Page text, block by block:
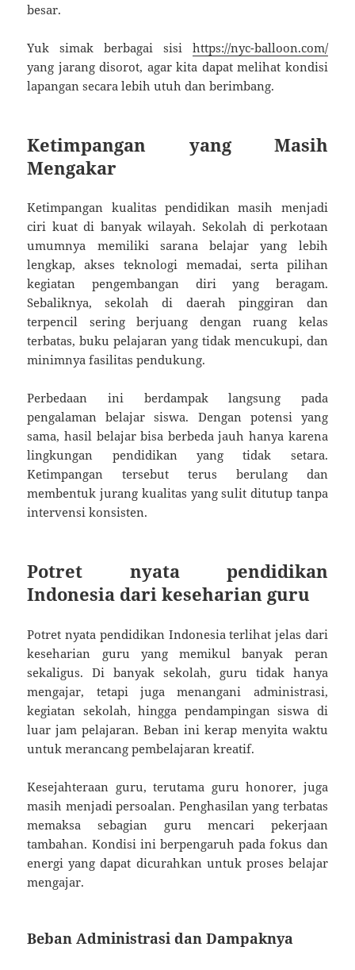
besar.
Yuk simak berbagai sisi https://nyc-balloon.com/
yang jarang disorot, agar kita dapat melihat kondisi
lapangan secara lebih utuh dan berimbang.
Ketimpangan yang Masih
Mengakar
Ketimpangan kualitas pendidikan masih menjadi
ciri kuat di banyak wilayah. Sekolah di perkotaan
umumnya memiliki sarana belajar yang lebih
lengkap, akses teknologi memadai, serta pilihan
kegiatan pengembangan diri yang beragam.
Sebaliknya, sekolah di daerah pinggiran dan
terpencil sering berjuang dengan ruang kelas
terbatas, buku pelajaran yang tidak mencukupi, dan
minimnya fasilitas pendukung.
Perbedaan ini berdampak langsung pada
pengalaman belajar siswa. Dengan potensi yang
sama, hasil belajar bisa berbeda jauh hanya karena
lingkungan pendidikan yang tidak setara.
Ketimpangan tersebut terus berulang dan
membentuk jurang kualitas yang sulit ditutup tanpa
intervensi konsisten.
Potret nyata pendidikan
Indonesia dari keseharian guru
Potret nyata pendidikan Indonesia terlihat jelas dari
keseharian guru yang memikul banyak peran
sekaligus. Di banyak sekolah, guru tidak hanya
mengajar, tetapi juga menangani administrasi,
kegiatan sekolah, hingga pendampingan siswa di
luar jam pelajaran. Beban ini kerap menyita waktu
untuk merancang pembelajaran kreatif.
Kesejahteraan guru, terutama guru honorer, juga
masih menjadi persoalan. Penghasilan yang terbatas
memaksa sebagian guru mencari pekerjaan
tambahan. Kondisi ini berpengaruh pada fokus dan
energi yang dapat dicurahkan untuk proses belajar
mengajar.
Beban Administrasi dan Dampaknya